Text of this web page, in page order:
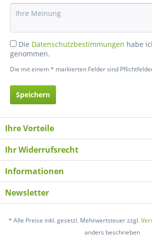
Die Datenschutzbestimmungen habe
genommen.
Die mit einem * markierten Felder sind
Speichern
Ihre Vorteile
Ihr Widerrufsrecht
Informationen
Newsletter
* Alle Preise inkl. gesetzl. Mehrwertsteuer zzgl.
anders beschrieben